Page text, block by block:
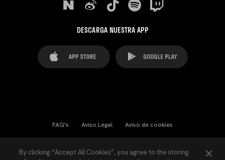
DESCARGA NUESTRA APP
FAQ's Aviso Legal Aviso de cookies
By clicking “Accept All Cookies”, you agree to the storing